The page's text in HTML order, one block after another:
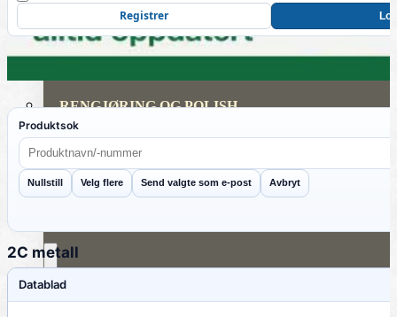
REPARASJONSPRODUKTER
RENGJØRING OG POLISH
TAPE OG SELVKLEBENDE
ADDITIVER
DYSER
Registrer
Produktsok
Nullstill Velg flere Send valgte som e-post Avbryt
2C metall
Datablad